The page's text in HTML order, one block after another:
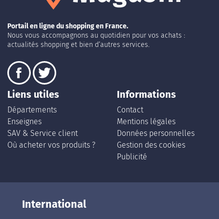
Portail en ligne du shopping en France.
Nous vous accompagnons au quotidien pour vos achats :
actualités shopping et bien d’autres services.
Liens utiles
Départements
Enseignes
SAV & Service client
Où acheter vos produits ?
Informations
Contact
Mentions légales
Données personnelles
Gestion des cookies
Publicité
International